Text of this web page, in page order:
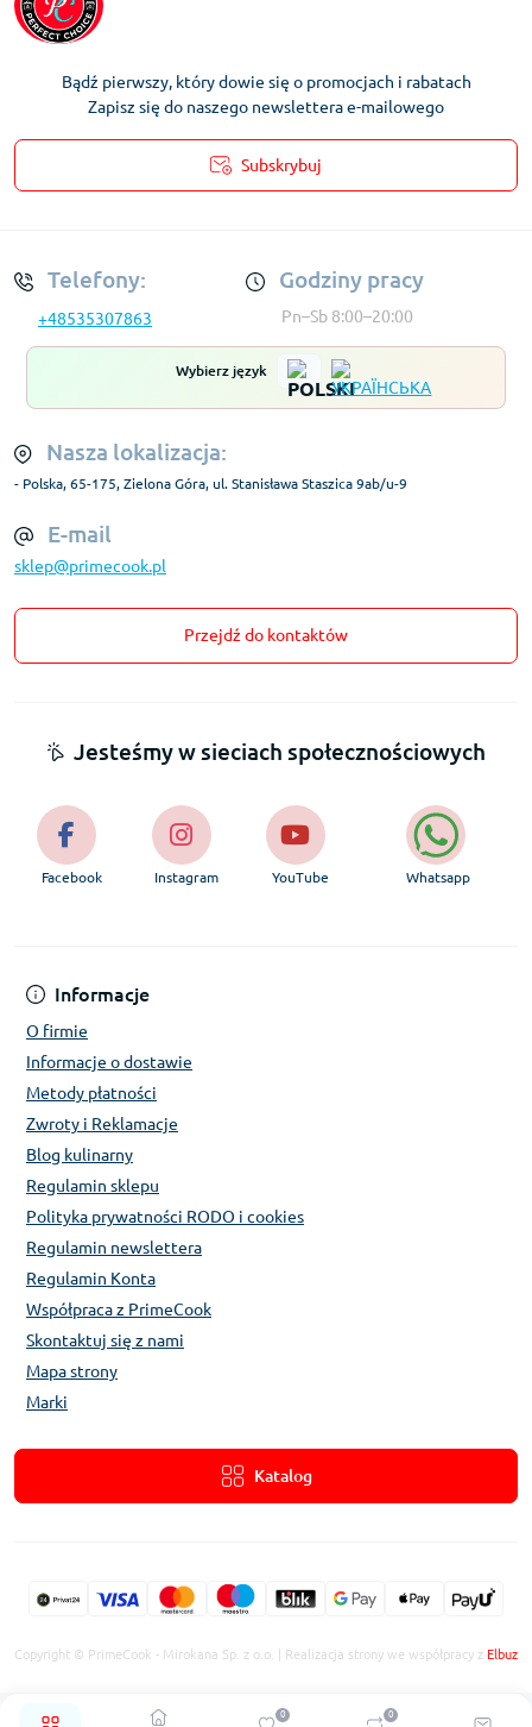
0 0
Bądź pierwszy, który dowie się o promocjach i rabatach
Zapisz się do naszego newslettera e-mailowego
Subskrybuj
Telefony:
+48535307863
Godziny pracy
Pn–Sb 8:00–20:00
Wybierz język
Nasza lokalizacja:
- Polska, 65-175, Zielona Góra, ul. Stanisława Staszica 9ab/u-9
E-mail
sklep@primecook.pl
Przejdź do kontaktów
Informacje
O firmie
Informacje o dostawie
Metody płatności
Zwroty i Reklamacje
Blog kulinarny
Regulamin sklepu
Polityka prywatności RODO i cookies
Regulamin newslettera
Regulamin Konta
Współpraca z PrimeCook
Skontaktuj się z nami
Mapa strony
Marki
Katalog
Jesteśmy w sieciach społecznościowych
Facebook Instagram YouTube Whatsapp
Copyright © PrimeCook - Mirokana Sp. z o.o. | Realizacja strony we współpracy z Elbuz